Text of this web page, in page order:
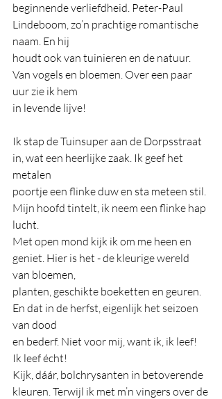
beginnende verliefdheid. Peter-Paul
Lindeboom, zo’n prachtige romantische
naam. En hij
houdt ook van tuinieren en de natuur.
Van vogels en bloemen. Over een paar
uur zie ik hem
in levende lijve!
Ik stap de Tuinsuper aan de Dorpsstraat
in, wat een heerlijke zaak. Ik geef het
metalen
poortje een flinke duw en sta meteen stil.
Mijn hoofd tintelt, ik neem een flinke hap
lucht.
Met open mond kijk ik om me heen en
geniet. Hier is het - de kleurige wereld
van bloemen,
planten, geschikte boeketten en geuren.
En dat in de herfst, eigenlijk het seizoen
van dood
en bederf. Niet voor mij, want ik, ik leef!
Ik leef écht!
Kijk, dáár, bolchrysanten in betoverende
kleuren. Terwijl ik met m’n vingers over de